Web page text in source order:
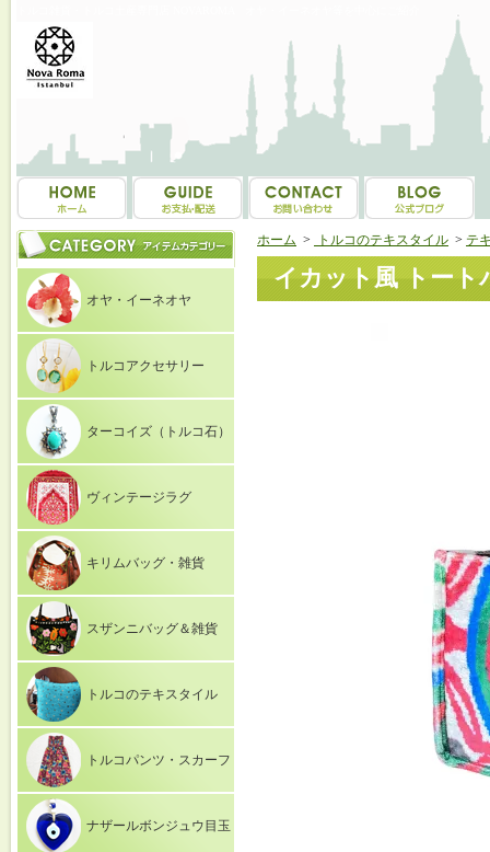
オヤ・イーネオヤ
トルコアクセサリー
ターコイズ（トルコ石）
ヴィンテージラグ
キリムバッグ・雑貨
スザンニバッグ＆雑貨
トルコのテキスタイル
トルコパンツ・スカーフ
ナザールボンジュウ目玉
ホーム > トルコのテキスタイル > テ
イカット風 トー